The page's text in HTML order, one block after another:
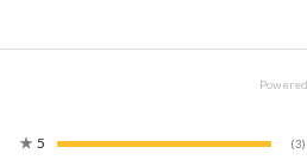
★ 5 (3)